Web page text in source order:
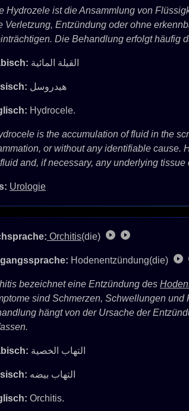
Hydrozele ist die Ansammlung von
Verletzung, Entzündung oder ohne
Die Behandlung erfolgt häufig
القيلة المائية
هیدروسل
Hydrocele.
is the accumulation of fluid in the
or without any identifiable cause.
and, if necessary, any underlying tissue
Urologie
Orchitis(die)
Hodenentzündung(die)
bezeichnet eine Entzündung des
sind Schmerzen, Schwellungen
hängt von der Ursache der
التهاب الخصية
التهاب بیضه
Orchitis.